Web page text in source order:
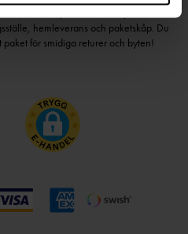
hemleverans och paketskåp. Du
för smidiga returer och byten!